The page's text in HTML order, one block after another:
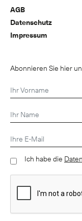
AGB
Datenschutz
Impressum
Abonnieren Sie hier
Ich habe die